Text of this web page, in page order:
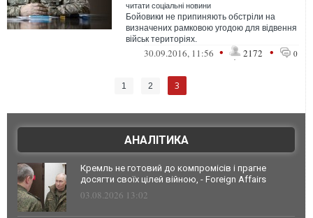
читати соціальні новини
Бойовики не припиняють обстріли на
визначених рамковою угодою для відвення
військ територіях.
30.09.2016, 11:56 • 2172 • 0
1 2 3
АНАЛІТИКА
Кремль не готовий до компромісів і прагне
досягти своїх цілей війною, - Foreign Affairs
03.08.2026 13:02